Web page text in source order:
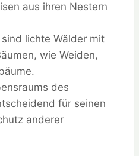
aus ihren Nestern
sind lichte Wälder mit
wie Weiden,
des
für seinen
anderer